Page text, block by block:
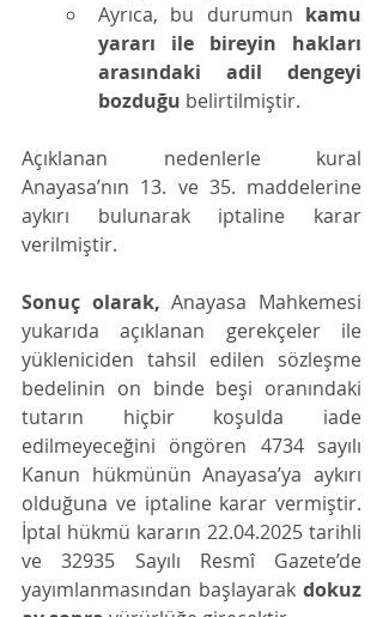
Ayrıca, bu durumun kamu
yararı ile bireyin hakları
arasındaki adil dengeyi
bozduğu belirtilmiştir.
Açıklanan nedenlerle kural
Anayasa’nın 13. ve 35. maddelerine
aykırı bulunarak iptaline karar
verilmiştir.
Sonuç olarak, Anayasa Mahkemesi
yukarıda açıklanan gerekçeler ile
yükleniciden tahsil edilen sözleşme
bedelinin on binde beşi oranındaki
tutarın hiçbir koşulda iade
edilmeyeceğini öngören 4734 sayılı
Kanun hükmünün Anayasa’ya aykırı
olduğuna ve iptaline karar vermiştir.
İptal hükmü kararın 22.04.2025 tarihli
ve 32935 Sayılı Resmî Gazete’de
yayımlanmasından başlayarak dokuz